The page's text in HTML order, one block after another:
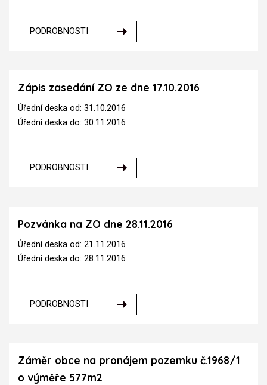
PODROBNOSTI
Zápis zasedání ZO ze dne 17.10.2016
Úřední deska od: 31.10.2016
Úřední deska do: 30.11.2016
PODROBNOSTI
Pozvánka na ZO dne 28.11.2016
Úřední deska od: 21.11.2016
Úřední deska do: 28.11.2016
PODROBNOSTI
Záměr obce na pronájem pozemku č.1968/1
o výměře 577m2